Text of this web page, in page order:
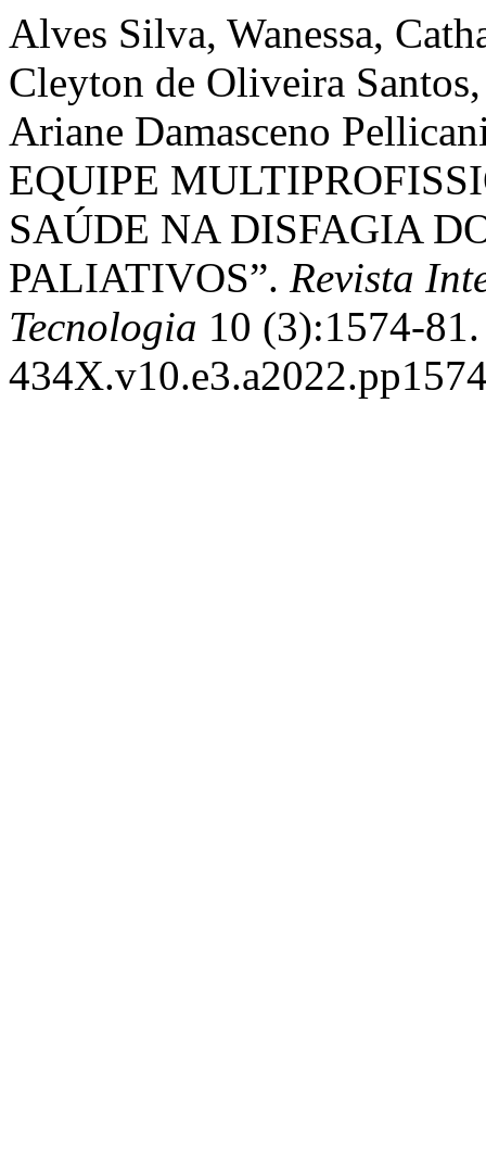
Alves Silva, Wanessa,
Cleyton de Oliveira
Ariane Damasceno
EQUIPE
SAÚDE NA DISFAGIA
PALIATIVOS”. Revista
Tecnologia 10 (3):1574-